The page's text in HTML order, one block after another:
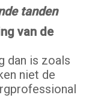
tanden
van de
dan is zoals
niet de